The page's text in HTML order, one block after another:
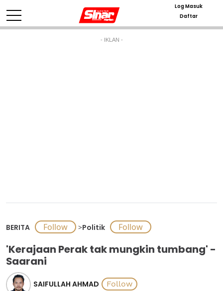
Log Masuk
Daftar
- IKLAN -
BERITA >Politik
'Kerajaan Perak tak mungkin tumbang' -
Saarani
SAIFULLAH AHMAD